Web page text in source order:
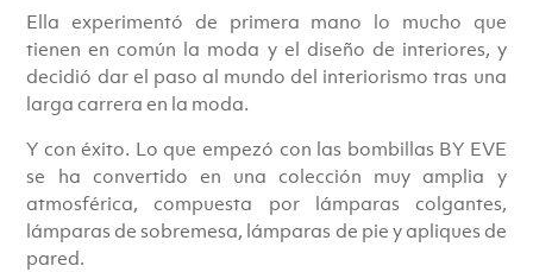
Ella experimentó de primera mano lo mucho que
tienen en común la moda y el diseño de interiores, y
decidió dar el paso al mundo del interiorismo tras una
larga carrera en la moda.
Y con éxito. Lo que empezó con las bombillas BY EVE
se ha convertido en una colección muy amplia y
atmosférica, compuesta por lámparas colgantes,
lámparas de sobremesa, lámparas de pie y apliques de
pared.